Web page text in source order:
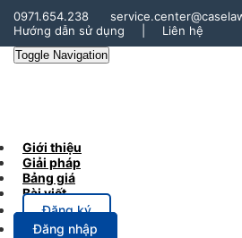
0971.654.238
Hướng dẫn sử dụng
Liên hệ
Toggle Navigation
Giới thiệu
Giải pháp
Bảng giá
Bài viết
Đăng ký
Đăng nhập